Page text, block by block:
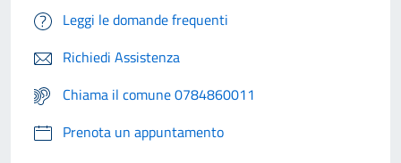
Leggi le domande frequenti
Richiedi Assistenza
Chiama il comune 0784860011
Prenota un appuntamento